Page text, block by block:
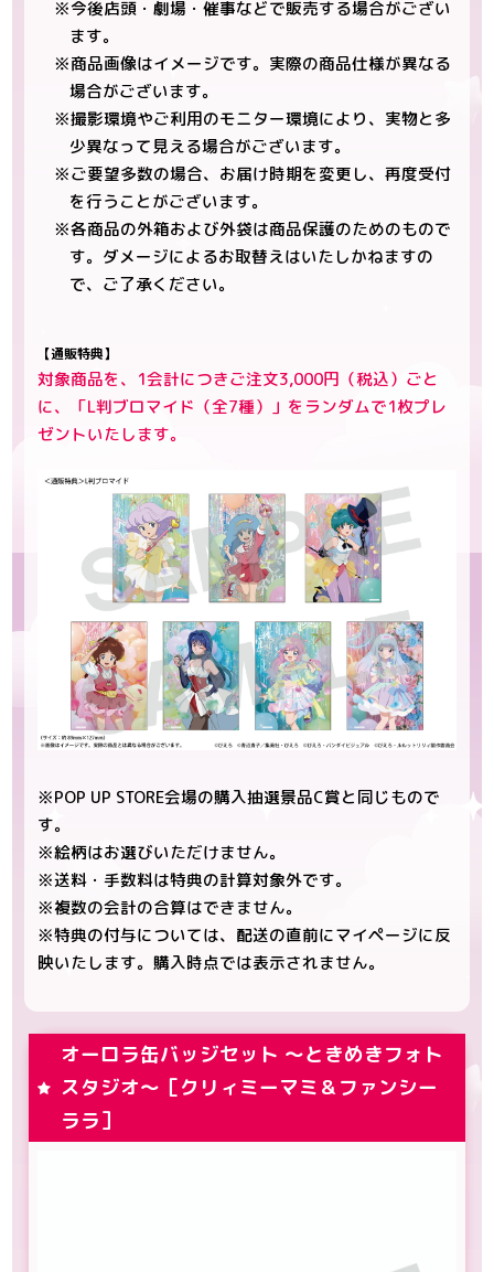
※今後店頭・劇場・催事などで販売する場合がござい
ます。
※商品画像はイメージです。実際の商品仕様が異なる
場合がございます。
※撮影環境やご利用のモニター環境により、実物と多
少異なって見える場合がございます。
※ご要望多数の場合、お届け時期を変更し、再度受付
を行うことがございます。
※各商品の外箱および外袋は商品保護のためのもので
す。ダメージによるお取替えはいたしかねますの
で、ご了承ください。
【通販特典】
対象商品を、1会計につきご注文3,000円（税込）ごと
に、「L判ブロマイド（全7種）」をランダムで1枚プレ
ゼントいたします。
※POP UP STORE会場の購入抽選景品C賞と同じもので
す。
※絵柄はお選びいただけません。
※送料・手数料は特典の計算対象外です。
※複数の会計の合算はできません。
※特典の付与については、配送の直前にマイページに反
映いたします。購入時点では表示されません。
オーロラ缶バッジセット ～ときめきフォト
スタジオ～［クリィミーマミ＆ファンシー
ララ］